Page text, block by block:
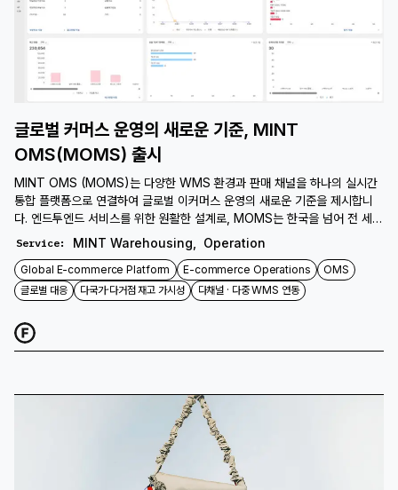
글로벌 커머스 운영의 새로운 기준, MINT
OMS(MOMS) 출시
MINT OMS (MOMS)는 다양한 WMS 환경과 판매 채널을 하나의 실시간
통합 플랫폼으로 연결하여 글로벌 이커머스 운영의 새로운 기준을 제시합니
다. 엔드투엔드 서비스를 위한 원활한 설계로, MOMS는 한국을 넘어 전 세계
로 효율적이고 확장 가능한 운영을 지원합니다.
Service: MINT Warehousing Operation
Global E-commerce Platform E-commerce Operations
OMS
글로벌 대응
다국가·다거점 재고 가시성 다채널 · 다중 WMS 연동